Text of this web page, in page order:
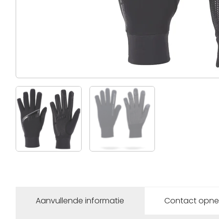
Aanvullende informatie Contact